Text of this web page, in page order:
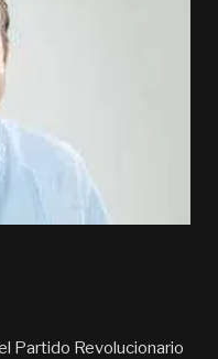
Partido Revolucionario